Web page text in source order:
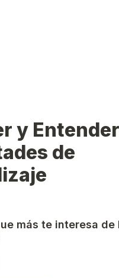
y
de
más te interesa de